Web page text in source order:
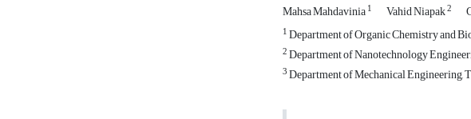
Mahsa Mahdavinia1 Vahid Niapak2
1Department of Organic Chemistry and
2Department of Nanotechnology
3Department of Mechanical Engineering,